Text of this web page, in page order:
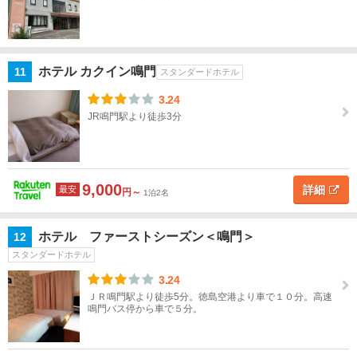
高
知
九
州
沖
縄
閉じる
11 ホテル カクイン鳴門 スタンダードホテル
3.24
JR鳴門駅より徒歩3分
最安 9,000円～ 1泊2名 詳細
12 ホテル ファーストシーズン＜鳴門＞
スタンダードホテル
3.24
ＪＲ鳴門駅より徒歩5分。徳島空港より車で１０分。高速
鳴門バス停から車で５分。